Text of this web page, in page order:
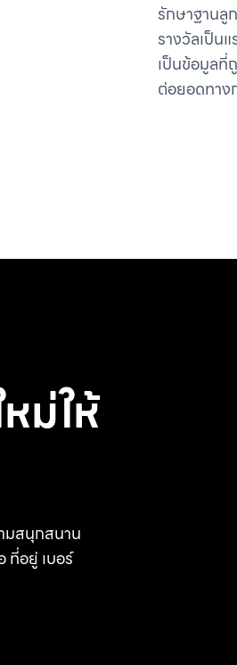
รักษาฐานลู
รางวัลเป็น
เป็นข้อมูลที่
ต่อยอดทาง
ม่ให้
มสนุกสนาน
ที่อยู่ เบอร์